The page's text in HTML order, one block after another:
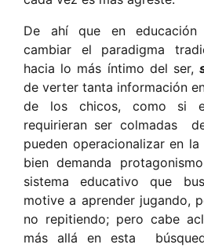
De ahí que en educación
cambiar el paradigma
hacia lo más íntimo del ser,
de verter tanta información
de los chicos, como si
requirieran ser colmadas
pueden operacionalizar en
bien demanda
sistema educativo que
motive a aprender jugando,
no repitiendo; pero cabe
más allá en esta